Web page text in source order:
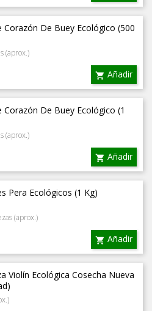
Corazón De Buey Ecológico (500
(aprox.)
 Añadir
Corazón De Buey Ecológico (1
(aprox.)
 Añadir
Pera Ecológicos (1 Kg)
(aprox.)
 Añadir
Violín Ecológica Cosecha Nueva